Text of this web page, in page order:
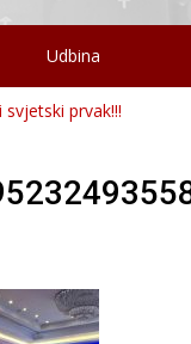
Udbina
prvak!!!